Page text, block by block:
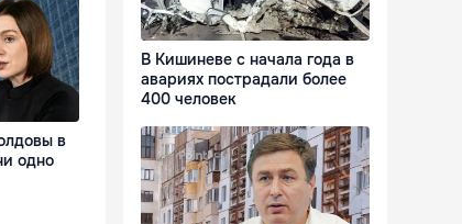
в
одно
В Кишиневе с начала года в
авариях пострадали более
400 человек